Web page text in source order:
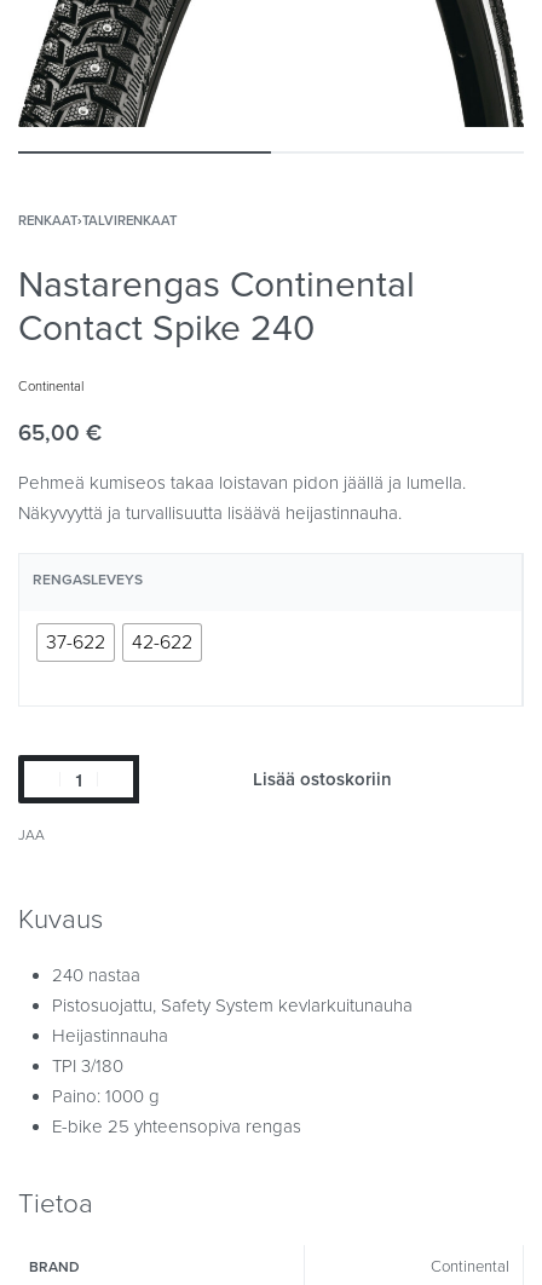
RENKAAT›TALVIRENKAAT
Nastarengas Continental
Contact Spike 240
Continental
65,00 €
Pehmeä kumiseos takaa loistavan pidon jäällä ja lumella.
Näkyvyyttä ja turvallisuutta lisäävä heijastinnauha.
RENGASLEVEYS
37-622 42-622
Lisää ostoskoriin
JAA
Kuvaus
240 nastaa
Pistosuojattu, Safety System kevlarkuitunauha
Heijastinnauha
TPI 3/180
Paino: 1000 g
E-bike 25 yhteensopiva rengas
Tietoa
BRAND Continental